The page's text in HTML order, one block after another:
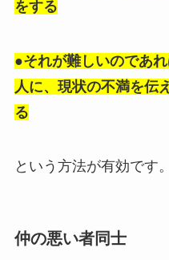
をする
●それが難しいのであ
人に、現状の不満を伝
る
という方法が有効です。
仲の悪い者同士